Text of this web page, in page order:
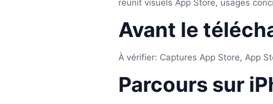
réunit visuels App Store, usages
Avant le
À vérifier: Captures App Store, App
Parcours sur